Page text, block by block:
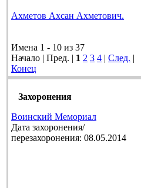
Ахметов Ахсан Ахметович.
Имена 1 - 10 из 37
Начало | Пред. | 1 2 3 4 | След. |
Конец
Захоронения
Воинский Мемориал
Дата захоронения/
перезахоронения: 08.05.2014